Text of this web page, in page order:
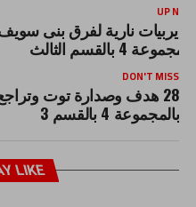
UP
4 بالقسم الثالث
DON'T MISS
بالمجموعة 4 بالقسم 3
LIKE